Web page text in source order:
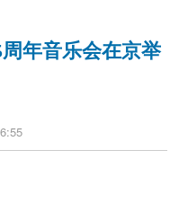
年音乐会在京举